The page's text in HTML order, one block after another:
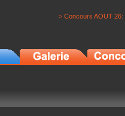
> Concours AOUT